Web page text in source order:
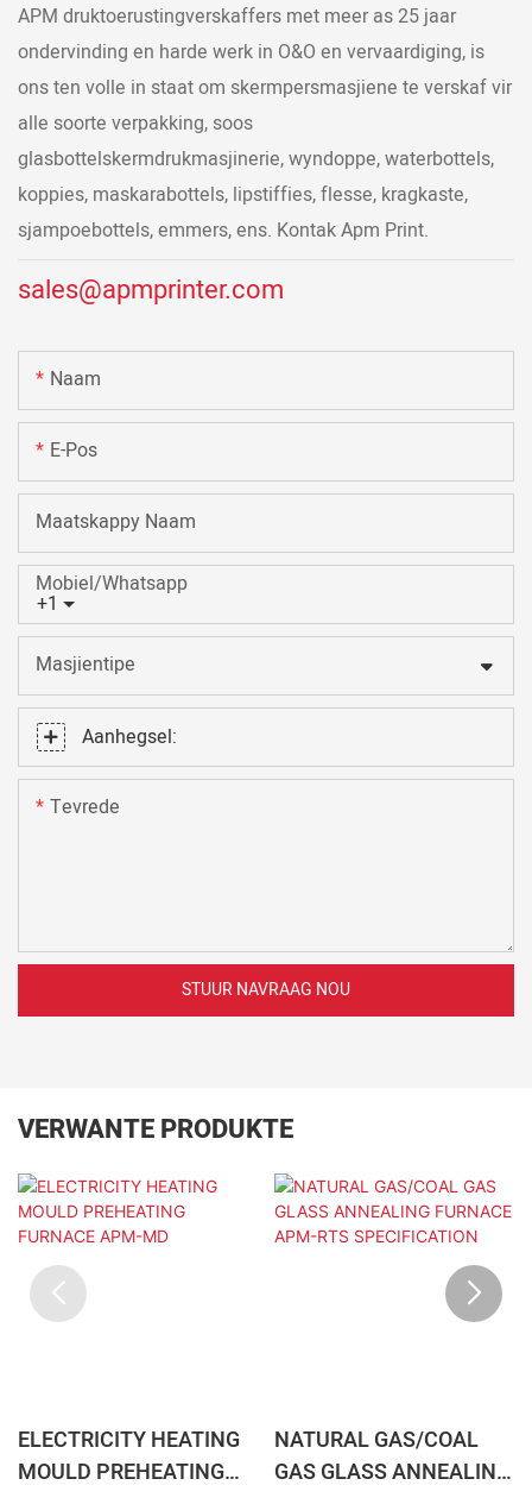
APM druktoerustingverskaffers met meer as 25 jaar
ondervinding en harde werk in O&O en vervaardiging, is
ons ten volle in staat om skermpersmasjiene te verskaf vir
alle soorte verpakking, soos
glasbottelskermdrukmasjinerie, wyndoppe, waterbottels,
koppies, maskarabottels, lipstiffies, flesse, kragkaste,
sjampoebottels, emmers, ens. Kontak Apm Print.
sales@apmprinter.com
Naam
E-Pos
Maatskappy Naam
+1
Mobiel/Whatsapp
Masjientipe
Aanhegsel:
Tevrede
STUUR NAVRAAG NOU
VERWANTE PRODUKTE
ELECTRICITY HEATING
MOULD PREHEATING
NATURAL GAS/COAL
GAS GLASS ANNEALING